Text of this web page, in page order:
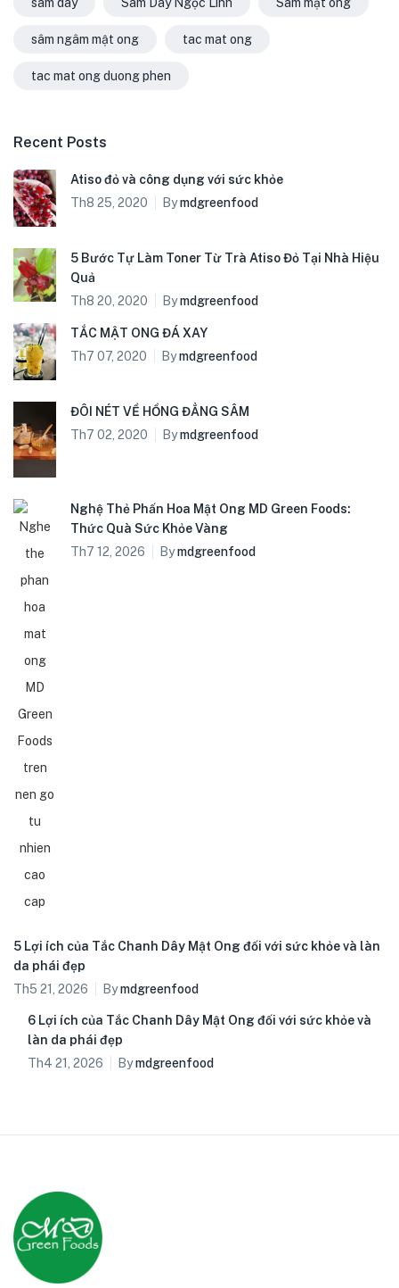
sâm ngâm mật ong tac mat ong
tac mat ong duong phen
Recent Posts
Atiso đỏ và công dụng với sức khỏe
Th8 25, 2020
Bymdgreenfood
5 Bước Tự Làm Toner Từ Trà Atiso Đỏ Tại Nhà Hiệu
Quả
Th8 20, 2020
Bymdgreenfood
TẮC MẬT ONG ĐÁ XAY
Th7 07, 2020
Bymdgreenfood
ĐÔI NÉT VỀ HỒNG ĐẲNG SÂM
Th7 02, 2020
Bymdgreenfood
Nghệ Thẻ Phấn Hoa Mật Ong MD Green Foods:
Thức Quà Sức Khỏe Vàng
Th7 12, 2026
Bymdgreenfood
5 Lợi ích của Tắc Chanh Dây Mật Ong đối với sức khỏe và làn
da phái đẹp
Th5 21, 2026
Bymdgreenfood
6 Lợi ích của Tắc Chanh Dây Mật Ong đối với sức khỏe và
làn da phái đẹp
Th4 21, 2026
Bymdgreenfood